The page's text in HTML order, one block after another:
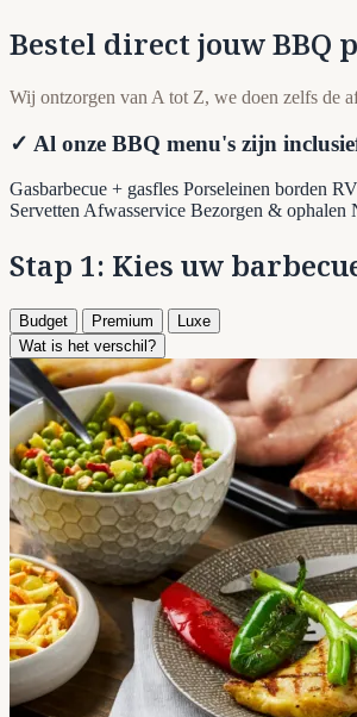
Bestel direct jouw BBQ
Wij ontzorgen van A tot Z, we doen zelfs de
✓ Al onze BBQ menu's zijn
Gasbarbecue + gasfles Porseleinen borden
Servetten Afwasservice Bezorgen & ophalen
Stap 1: Kies uw
Budget Premium
Luxe
Wat is het verschil?